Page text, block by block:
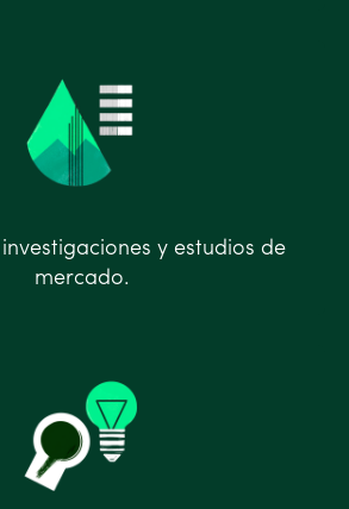
investigaciones y estudios de
mercado.